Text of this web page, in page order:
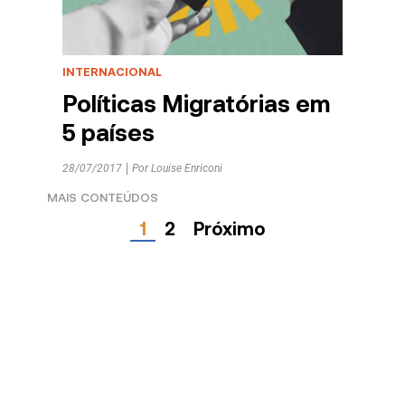
INTERNACIONAL
Políticas Migratórias em
5 países
28/07/2017 Por Louise Enriconi
1 2 Próximo